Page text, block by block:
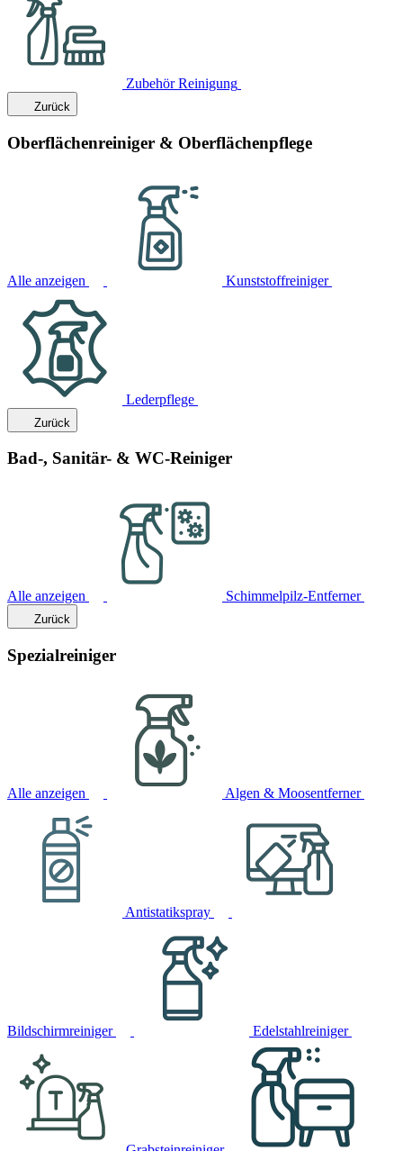
Zubehör Reinigung
Zurück
Oberflächenreiniger & Oberflächenpflege
Alle anzeigen Kunststoffreiniger
Lederpflege
Zurück
Bad-, Sanitär- & WC-Reiniger
Alle anzeigen Schimmelpilz-Entferner
Zurück
Spezialreiniger
Alle anzeigen Algen & Moosentferner
Antistatikspray
Bildschirmreiniger Edelstahlreiniger